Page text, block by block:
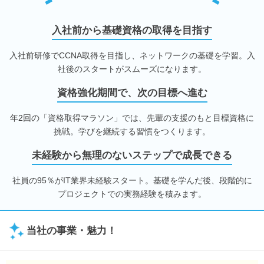
入社前から基礎資格の取得を目指す
入社前研修でCCNA取得を目指し、ネットワークの基礎を学習。入
社後のスタートがスムーズになります。
資格強化期間で、次の目標へ進む
年2回の「資格取得マラソン」では、先輩の支援のもと目標資格に
挑戦。学びを継続する習慣をつくります。
未経験から無理のないステップで成長できる
社員の95％がIT業界未経験スタート。基礎を学んだ後、段階的に
プロジェクトでの実務経験を積みます。
当社の事業・魅力！